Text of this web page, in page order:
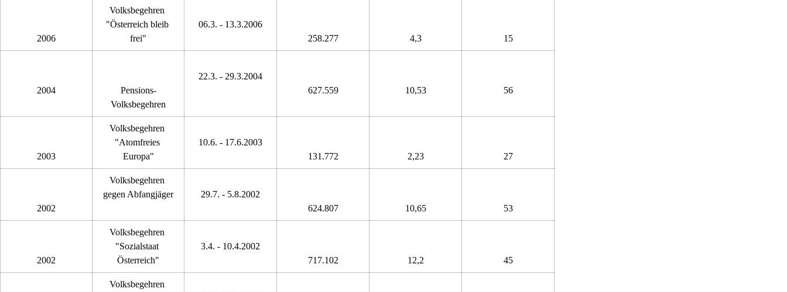
2006
Volksbegehren
"Österreich bleib
frei"
06.3. - 13.3.2006
258.277
4,3 15
2004
Pensions-
Volksbegehren
22.3. - 29.3.2004
627.559
10,53 56
2003
Volksbegehren
"Atomfreies
Europa"
10.6. - 17.6.2003
131.772
2,23 27
2002
Volksbegehren
gegen Abfangjäger
29.7. - 5.8.2002
624.807
10,65 53
2002
Volksbegehren
"Sozialstaat
Österreich"
3.4. - 10.4.2002
717.102
12,2 45
Volksbegehren